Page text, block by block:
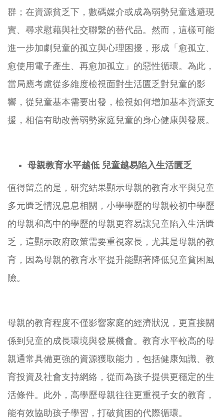
群；在資源貧乏下，數碼媒介或成為弱勢兒童逃避現
實、尋求慰藉與社交聯繫的替代品。然而，這樣可能
進一步加劇兒童的孤立與心理困擾，形成「愈孤立、
愈使用電子產生、再愈加孤立」的惡性循環。為此，
當局應考慮從多維度檢視面對生活匱乏對兒童的影
響，從兒童基本需要出發，檢視如何增加基本資源支
援，相信有助改善弱勢家庭兒童的身心健康與發展。
母親教育水平越低 兒童越易陷入生活匱乏
值得留意的是，研究結果顯示母親的教育水平與兒童
多元匱乏情況息息相關，小學學歷的母親較初中學歷
的母親和高中的學歷的母親更容易讓兒童陷入生活匱
乏，這顯示政府政策需要重視家長，尤其是母親的教
育，因為母親的教育水平提升能顯著降低兒童貧困風
險。
母親的教育程度不僅影響家庭的經濟狀況，更直接關
係到兒童的成長環境與發展機會。教育水平較高的母
親通常具備更強的資源獲取能力，包括健康知識、教
育投資及社會支持網絡，從而為孩子提供更穩定的生
活條件。此外，高學歷母親往往更重視子女的教育，
能有效協助孩子學習，打破貧困的代際循環。